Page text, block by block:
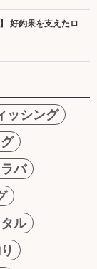
好釣果を支えたロ
ッシング
バ
ル